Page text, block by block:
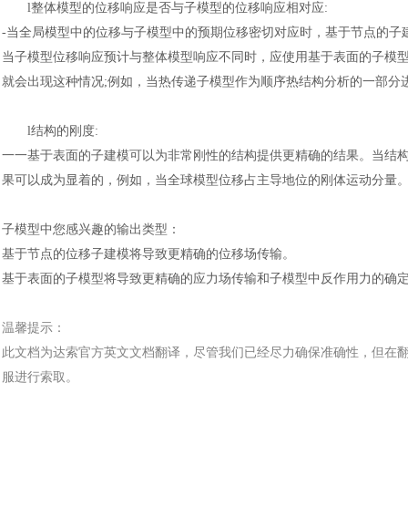
l整体模型的位移响应是否与子模型的位移响应相对应:
-当全局模型中的位移与子模型中的预期位移密切对应时，基于节点的子
当子模型位移响应预计与整体模型响应不同时，应使用基于表面的子
就会出现这种情况;例如，当热传递子模型作为顺序热结构分析的一部分
l结构的刚度:
一一基于表面的子建模可以为非常刚性的结构提供更精确的结果。当
果可以成为显着的，例如，当全球模型位移占主导地位的刚体运动分量
子模型中您感兴趣的输出类型：
基于节点的位移子建模将导致更精确的位移场传输。
基于表面的子模型将导致更精确的应力场传输和子模型中反作用力的
温馨提示：
此文档为达索官方英文文档翻译，尽管我们已经尽力确保准确性，但在
服进行索取。